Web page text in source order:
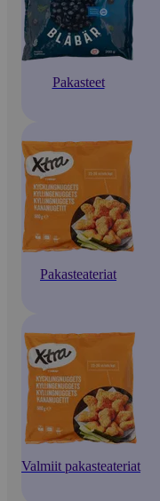
Pakasteet
Pakasteateriat
Valmiit pakasteateriat